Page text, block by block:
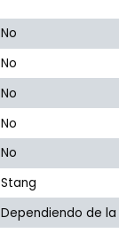
No
No
No
No
No
Stang
Dependiendo de